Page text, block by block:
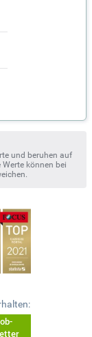
und beruhen auf
können bei